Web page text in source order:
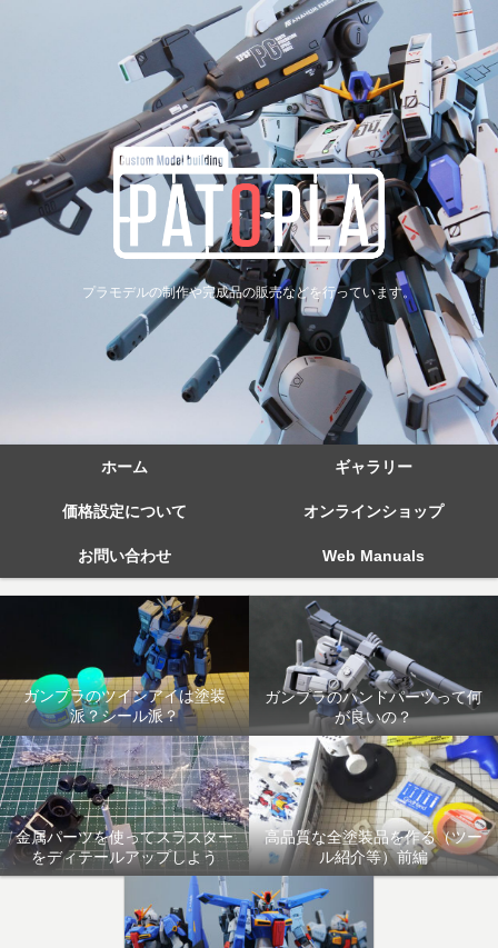
プラモデルの制作や完成品の販売などを行っています。
ホーム ギャラリー
価格設定について オンラインショップ
お問い合わせ Web Manuals
ガンプラのツインアイは塗装
派？シール派？
ガンプラのハンドパーツって何
が良いの？
金属パーツを使ってスラスター
をディテールアップしよう
高品質な全塗装品を作る（ツー
ル紹介等）前編